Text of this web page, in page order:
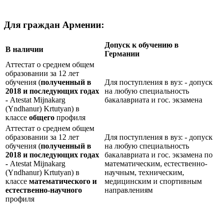
Для граждан Армении:
В наличии
Допуск к обучению в
Германии
Аттестат о среднем общем
образовании за 12 лет
обучения (полученный в
2018 и последующих годах
- Atestat Mijnakarg
(Yndhanur) Krtutyan) в
классе общего профиля
Для поступления в вуз: - допуск
на любую специальность
бакалавриата и гос. экзамена
Аттестат о среднем общем
образовании за 12 лет
обучения (полученный в
2018 и последующих годах
- Atestat Mijnakarg
(Yndhanur) Krtutyan) в
классе математического и
естественно-научного
профиля
Для поступления в вуз: - допуск
на любую специальность
бакалавриата и гос. экзамена по
математическим, естественно-
научным, техническим,
медицинским и спортивным
направлениям